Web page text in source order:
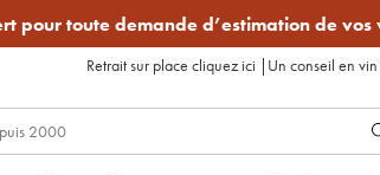
pour toute demande d’estimation de vos
Retrait sur place cliquez ici | Un conseil en vin